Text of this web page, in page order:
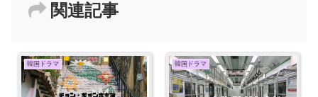
関連記事
韓国ドラマ 韓国ドラマ